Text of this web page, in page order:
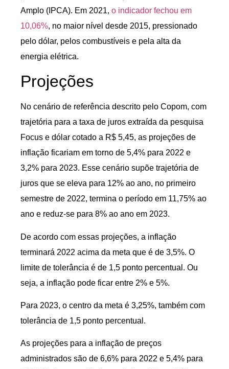
Amplo (IPCA). Em 2021, o indicador fechou em
10,06%, no maior nível desde 2015, pressionado
pelo dólar, pelos combustíveis e pela alta da
energia elétrica.
Projeções
No cenário de referência descrito pelo Copom, com
trajetória para a taxa de juros extraída da pesquisa
Focus e dólar cotado a R$ 5,45, as projeções de
inflação ficariam em torno de 5,4% para 2022 e
3,2% para 2023. Esse cenário supõe trajetória de
juros que se eleva para 12% ao ano, no primeiro
semestre de 2022, termina o período em 11,75% ao
ano e reduz-se para 8% ao ano em 2023.
De acordo com essas projeções, a inflação
terminará 2022 acima da meta que é de 3,5%. O
limite de tolerância é de 1,5 ponto percentual. Ou
seja, a inflação pode ficar entre 2% e 5%.
Para 2023, o centro da meta é 3,25%, também com
tolerância de 1,5 ponto percentual.
As projeções para a inflação de preços
administrados são de 6,6% para 2022 e 5,4% para